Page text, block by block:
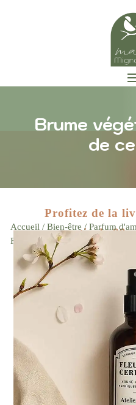
Brume
de
Profitez de la
partir de 89
Accueil /Bien-être /Parfum
Fleur de cerisier
Zoom